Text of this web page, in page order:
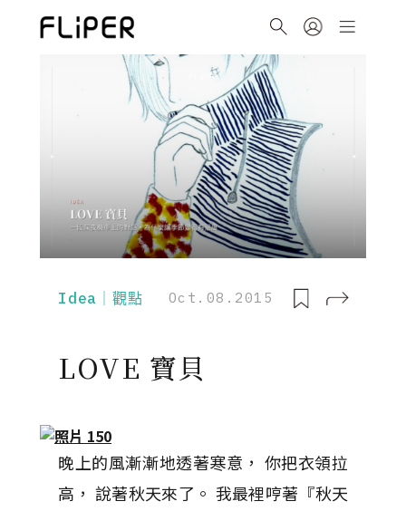
Idea｜觀點 Oct.08.2015
LOVE 寶貝
晚上的風漸漸地透著寒意， 你把衣領拉
高， 說著秋天來了。 我最裡哼著『秋天